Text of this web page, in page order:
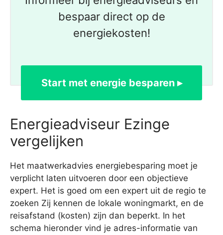
bespaar direct op de
energiekosten!
Start met energie besparen ▸
Energieadviseur Ezinge
vergelijken
Het maatwerkadvies energiebesparing moet je
verplicht laten uitvoeren door een objectieve
expert. Het is goed om een expert uit de regio te
zoeken Zij kennen de lokale woningmarkt, en de
reisafstand (kosten) zijn dan beperkt. In het
schema hieronder vind je adres-informatie van